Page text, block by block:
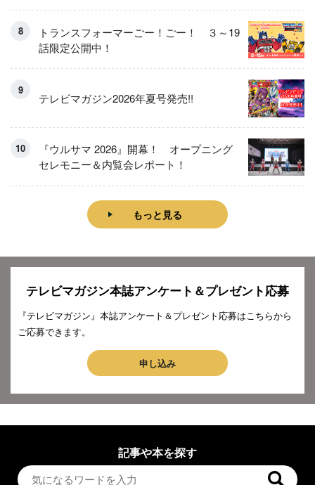
トランスフォーマーごー！ごー！ ３～19
話限定公開中！
テレビマガジン2026年夏号発売!!
『ウルサマ 2026』開幕！ オープニング
セレモニー＆内覧会レポート！
もっと見る
テレビマガジン本誌アンケート＆プレゼント応募
『テレビマガジン』本誌アンケート＆プレゼント応募はこちらから
ご応募できます。
申し込み
記事や本を探す